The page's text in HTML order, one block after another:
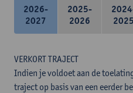
2026-
2027
2025-
2026
2025
VERKORT TRAJECT
Indien je voldoet aan de
traject op basis van een eerder